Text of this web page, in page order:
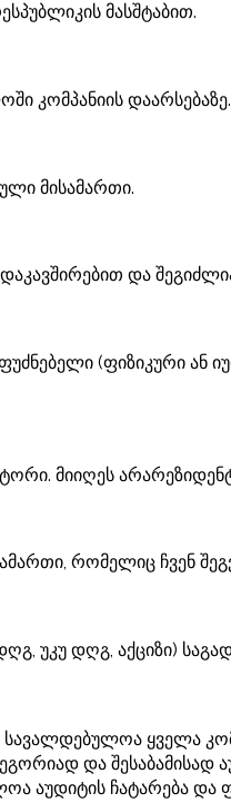
მასშტაბით.
კომპანიის დაარსებაზე.
მისამართი.
და
(ფიზიკური ან
მიიღეს
რომელიც ჩვენ
უკუ დღგ, აქციზი)
ყველა
და შესაბამისად
აუდიტის ჩატარება და